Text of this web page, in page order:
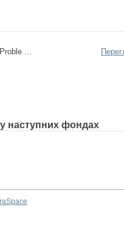
...
у наступних фондах